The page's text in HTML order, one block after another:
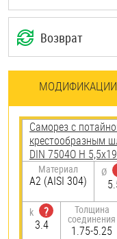
Возврат
МОДИФИКАЦИИ
Саморез с
крестообразным
DIN 7504O H
Материал
А2 (AISI 304)
Ø
k
?
3.4
Толщина
соединения
1.75-5.25